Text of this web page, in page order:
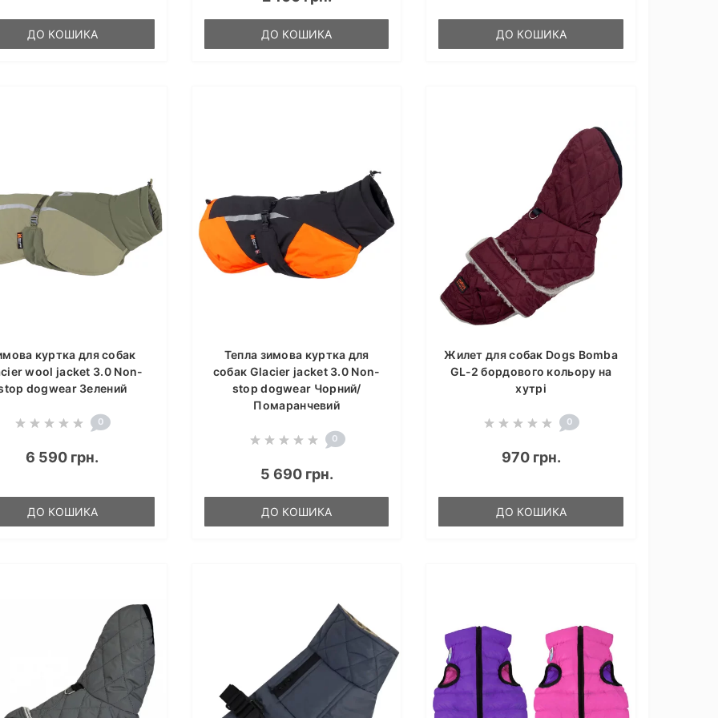
ДО КОШИКА ДО КОШИКА ДО КОШИКА
куртка для собак
wool jacket 3.0 Non-
dogwear Зелений
0
6 590 грн.
ДО КОШИКА
Тепла зимова куртка для
собак Glacier jacket 3.0 Non-
stop dogwear Чорний/
Помаранчевий
0
5 690 грн.
ДО КОШИКА
Жилет для собак Dogs Bomba
GL-2 бордового кольору на
хутрі
0
970 грн.
ДО КОШИКА